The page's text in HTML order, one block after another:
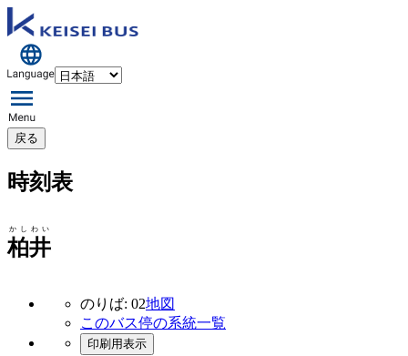
戻る
時刻表
柏井
かしわい
のりば: 02地図
このバス停の系統一覧
印刷用表示